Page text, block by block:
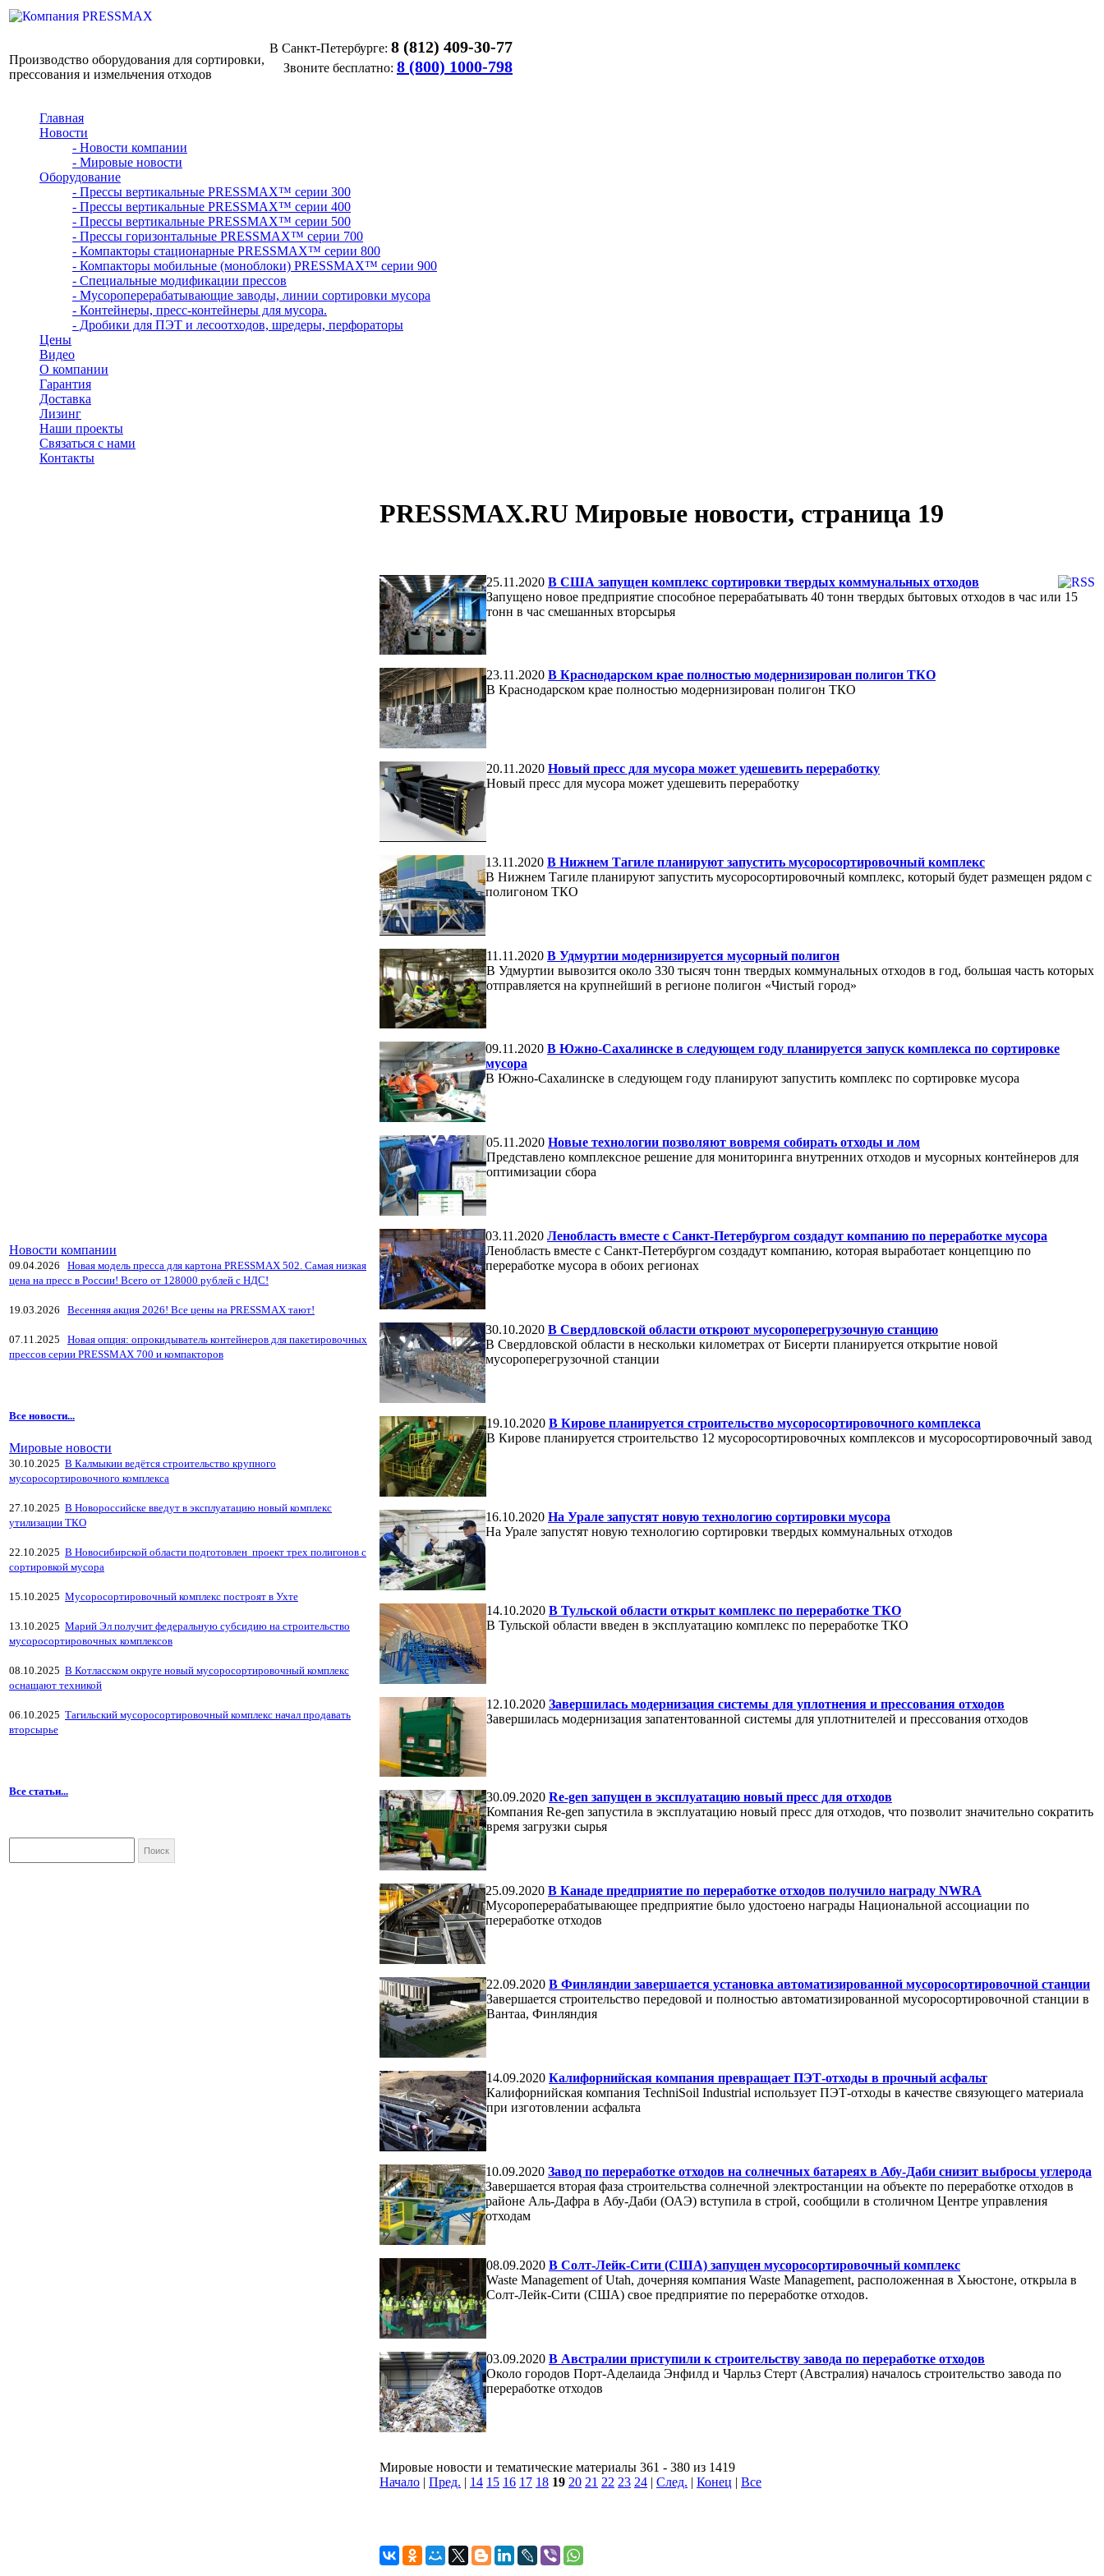
Производство оборудования для сортировки,
прессования и измельчения отходов
В Санкт-Петербурге: 8 (812) 409-30-77
Звоните бесплатно: 8 (800) 1000-798
Главная
Новости
- Новости компании
- Мировые новости
Оборудование
- Прессы вертикальные PRESSMAX™ серии 300
- Прессы вертикальные PRESSMAX™ серии 400
- Прессы вертикальные PRESSMAX™ серии 500
- Прессы горизонтальные PRESSMAX™ серии 700
- Компакторы стационарные PRESSMAX™ серии 800
- Компакторы мобильные (моноблоки) PRESSMAX™ серии 900
- Специальные модификации прессов
- Мусороперерабатывающие заводы, линии сортировки мусора
- Контейнеры, пресс-контейнеры для мусора.
- Дробики для ПЭТ и лесоотходов, шредеры, перфораторы
Цены
Видео
О компании
Гарантия
Доставка
Лизинг
Наши проекты
Связаться с нами
Контакты
Новости компании
09.04.2026
Новая модель пресса для картона PRESSMAX 502. Самая низкая
цена на пресс в России! Всего от 128000 рублей с НДС!
19.03.2026 Весенняя акция 2026! Все цены на PRESSMAX тают!
07.11.2025
Новая опция: опрокидыватель контейнеров для пакетировочных
прессов серии PRESSMAX 700 и компакторов
Все новости...
Мировые новости
30.10.2025 В Калмыкии ведётся строительство крупного
мусоросортировочного комплекса
27.10.2025 В Новороссийске введут в эксплуатацию новый комплекс
утилизации ТКО
22.10.2025 В Новосибирской области подготовлен проект трех полигонов с
сортировкой мусора
15.10.2025 Мусоросортировочный комплекс построят в Ухте
13.10.2025 Марий Эл получит федеральную субсидию на строительство
мусоросортировочных комплексов
08.10.2025 В Котласском округе новый мусоросортировочный комплекс
оснащают техникой
06.10.2025 Тагильский мусоросортировочный комплекс начал продавать
вторсырье
Все статьи...
PRESSMAX.RU Мировые новости, страница 19
25.11.2020 В США запущен комплекс сортировки твердых коммунальных отходов
Запущено новое предприятие способное перерабатывать 40 тонн твердых бытовых отходов в час или 15
тонн в час смешанных вторсырья
23.11.2020 В Краснодарском крае полностью модернизирован полигон ТКО
В Краснодарском крае полностью модернизирован полигон ТКО
20.11.2020 Новый пресс для мусора может удешевить переработку
Новый пресс для мусора может удешевить переработку
13.11.2020 В Нижнем Тагиле планируют запустить мусоросортировочный комплекс
В Нижнем Тагиле планируют запустить мусоросортировочный комплекс, который будет размещен рядом с
полигоном ТКО
11.11.2020 В Удмуртии модернизируется мусорный полигон
В Удмуртии вывозится около 330 тысяч тонн твердых коммунальных отходов в год, большая часть которых
отправляется на крупнейший в регионе полигон «Чистый город»
09.11.2020 В Южно-Сахалинске в следующем году планируется запуск комплекса по сортировке
мусора
В Южно-Сахалинске в следующем году планируют запустить комплекс по сортировке мусора
05.11.2020 Новые технологии позволяют вовремя собирать отходы и лом
Представлено комплексное решение для мониторинга внутренних отходов и мусорных контейнеров для
оптимизации сбора
03.11.2020 Ленобласть вместе с Санкт-Петербургом создадут компанию по переработке мусора
Ленобласть вместе с Санкт-Петербургом создадут компанию, которая выработает концепцию по
переработке мусора в обоих регионах
30.10.2020 В Свердловской области откроют мусороперегрузочную станцию
В Свердловской области в нескольки километрах от Бисерти планируется открытие новой
мусороперегрузочной станции
19.10.2020 В Кирове планируется строительство мусоросортировочного комплекса
В Кирове планируется строительство 12 мусоросортировочных комплексов и мусоросортировочный завод
16.10.2020 На Урале запустят новую технологию сортировки мусора
На Урале запустят новую технологию сортировки твердых коммунальных отходов
14.10.2020 В Тульской области открыт комплекс по переработке ТКО
В Тульской области введен в эксплуатацию комплекс по переработке ТКО
12.10.2020 Завершилась модернизация системы для уплотнения и прессования отходов
Завершилась модернизация запатентованной системы для уплотнителей и прессования отходов
30.09.2020 Re-gen запущен в эксплуатацию новый пресс для отходов
Компания Re-gen запустила в эксплуатацию новый пресс для отходов, что позволит значительно сократить
время загрузки сырья
25.09.2020 В Канаде предприятие по переработке отходов получило награду NWRA
Мусороперерабатывающее предприятие было удостоено награды Национальной ассоциации по
переработке отходов
22.09.2020 В Финляндии завершается установка автоматизированной мусоросортировочной станции
Завершается строительство передовой и полностью автоматизированной мусоросортировочной станции в
Вантаа, Финляндия
14.09.2020 Калифорнийская компания превращает ПЭТ-отходы в прочный асфальт
Калифорнийская компания TechniSoil Industrial использует ПЭТ-отходы в качестве связующего материала
при изготовлении асфальта
10.09.2020 Завод по переработке отходов на солнечных батареях в Абу-Даби снизит выбросы углерода
Завершается вторая фаза строительства солнечной электростанции на объекте по переработке отходов в
районе Аль-Дафра в Абу-Даби (ОАЭ) вступила в строй, сообщили в столичном Центре управления
отходам
08.09.2020 В Солт-Лейк-Сити (США) запущен мусоросортировочный комплекс
Waste Management of Utah, дочерняя компания Waste Management, расположенная в Хьюстоне, открыла в
Солт-Лейк-Сити (США) свое предприятие по переработке отходов.
03.09.2020 В Австралии приступили к строительству завода по переработке отходов
Около городов Порт-Аделаида Энфилд и Чарльз Стерт (Австралия) началось строительство завода по
переработке отходов
Мировые новости и тематические материалы 361 - 380 из 1419
Начало | Пред. | 14 15 16 17 18 19 20 21 22 23 24 | След. | Конец | Все